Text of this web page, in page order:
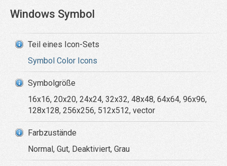
Windows Symbol
Teil eines Icon-Sets
Symbol Color Icons
Symbolgröße
16x16, 20x20, 24x24, 32x32, 48x48, 64x64, 96x96,
128x128, 256x256, 512x512, vector
Farbzustände
Normal, Gut, Deaktiviert, Grau